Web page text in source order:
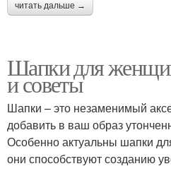
читать дальше →
Шапки для
и советы
Шапки – это незаменимый
добавить в ваш образ
Особенно актуальны шапки
они способствуют созданию